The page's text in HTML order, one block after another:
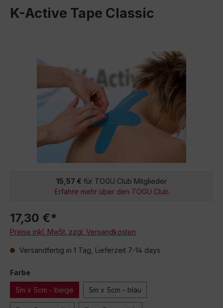
K-Active Tape Classic
15,57 € für TOGU Club Mitglieder
Erfahre mehr über den TOGU Club
17,30 €*
Preise inkl. MwSt. zzgl. Versandkosten
Versandfertig in 1 Tag, Lieferzeit 7-14 days
Farbe
5m x 5cm - beige 5m x 5cm - blau